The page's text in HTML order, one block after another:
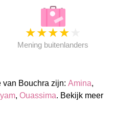
★★★★
Mening buitenlanders
van Bouchra zijn: Amina,
, Ouassima. Bekijk meer